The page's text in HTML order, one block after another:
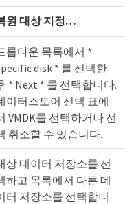
원 대상 지정…
롭다운 목록에서 *
disk * 를 선택한
* Next * 를 선택합니다.
이터스토어 선택 표에
VMDK를 선택하거나 선
취소할 수 있습니다.
상 데이터 저장소를 선
하고 목록에서 다른 데
터 저장소를 선택합니